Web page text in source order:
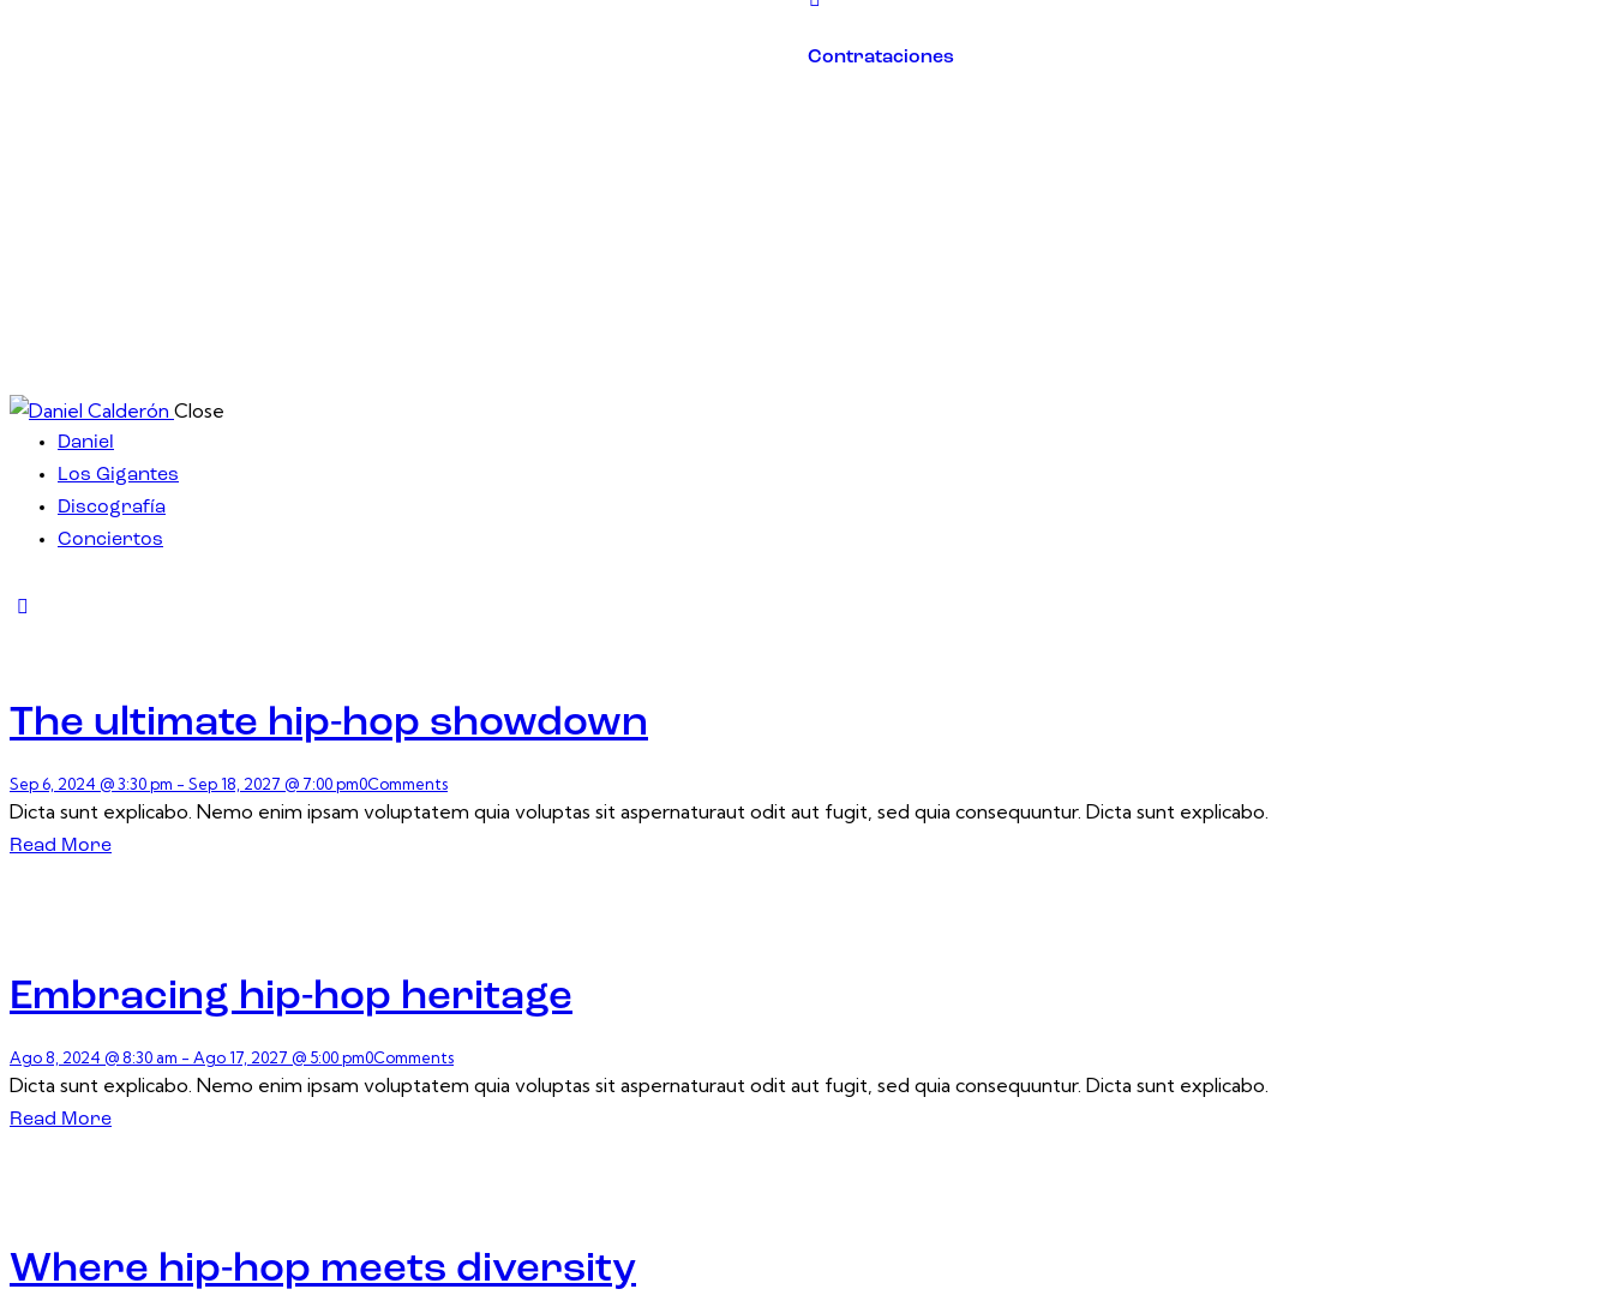
Contrataciones
Close
Daniel
Los Gigantes
Discografía
Conciertos
The ultimate hip-hop showdown
Sep 6, 2024 @ 3:30 pm - Sep 18, 2027 @ 7:00 pm0Comments
Dicta sunt explicabo. Nemo enim ipsam voluptatem quia voluptas sit aspernaturaut odit aut fugit, sed quia consequuntur. Dicta sunt explicabo.
Read More
Embracing hip-hop heritage
Ago 8, 2024 @ 8:30 am - Ago 17, 2027 @ 5:00 pm0Comments
Dicta sunt explicabo. Nemo enim ipsam voluptatem quia voluptas sit aspernaturaut odit aut fugit, sed quia consequuntur. Dicta sunt explicabo.
Read More
Where hip-hop meets diversity